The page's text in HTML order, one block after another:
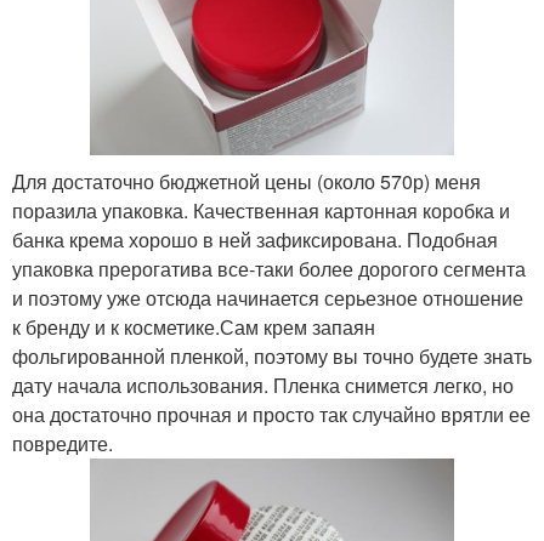
Для достаточно бюджетной цены (около 570р) меня
поразила упаковка. Качественная картонная коробка и
банка крема хорошо в ней зафиксирована. Подобная
упаковка прерогатива все-таки более дорогого сегмента
и поэтому уже отсюда начинается серьезное отношение
к бренду и к косметике.Сам крем запаян
фольгированной пленкой, поэтому вы точно будете знать
дату начала использования. Пленка снимется легко, но
она достаточно прочная и просто так случайно врятли ее
повредите.